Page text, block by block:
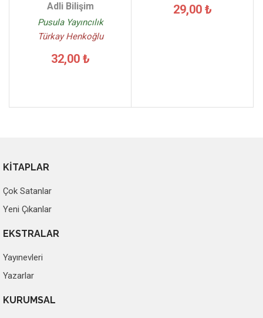
Adli Bilişim
Pusula Yayıncılık
Türkay Henkoğlu
32,00 ₺
29,00 ₺
KİTAPLAR
Çok Satanlar
Yeni Çıkanlar
EKSTRALAR
Yayınevleri
Yazarlar
KURUMSAL